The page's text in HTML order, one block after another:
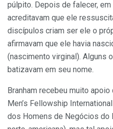
púlpito. Depois de falecer,
acreditavam que ele
discípulos criam ser ele o
afirmavam que ele havia
(nascimento virginal). Alguns
batizavam em seu nome.
Branham recebeu muito
Men’s Fellowship
dos Homens de Negócios do